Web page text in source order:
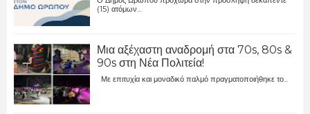
(15) ατόμων...
Μια αξέχαστη αναδρομή στα 70s, 80s &
90s στη Νέα Πολιτεία!
Με επιτυχία και μοναδικό παλμό πραγματοποιήθηκε το...